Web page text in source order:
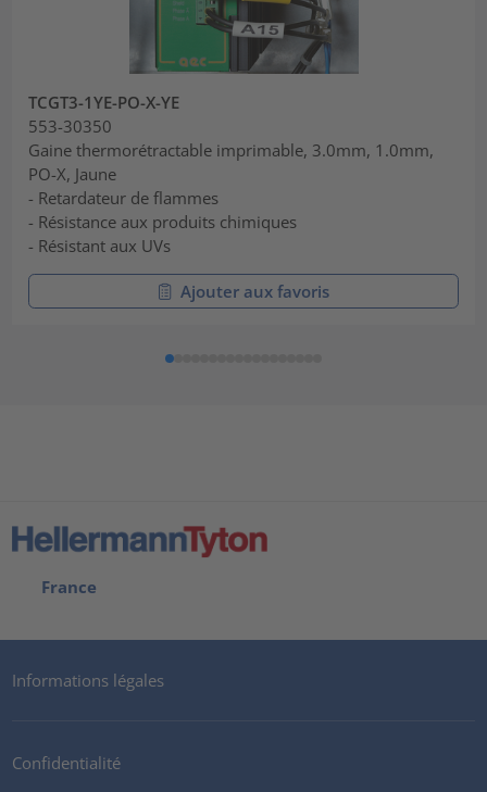
TCGT3-1YE-PO-X-YE
553-30350
Gaine thermorétractable imprimable, 3.0mm, 1.0mm,
PO-X, Jaune
- Retardateur de flammes
- Résistance aux produits chimiques
- Résistant aux UVs
Ajouter aux favoris
France
Informations légales
Confidentialité